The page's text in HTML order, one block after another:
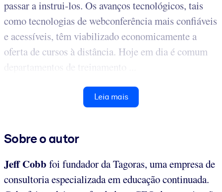
passar a instrui-los. Os avanços tecnológicos, tais
como tecnologias de webconferência mais confiáveis
e acessíveis, têm viabilizado economicamente a
oferta de cursos à distância. Hoje em dia é comum
departamentos de treinamento ...
Leia mais
Sobre o autor
Jeff Cobb foi fundador da Tagoras, uma empresa de
consultoria especializada em educação continuada.